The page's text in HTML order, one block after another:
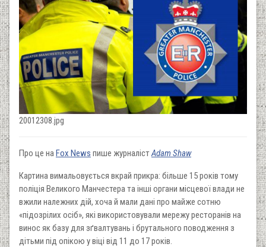
20012308.jpg
Про це наFox News пише журналістAdam Shaw
Картина вимальовується вкрай прикра: більше 15 років тому
поліція Великого Манчестера та інші органи місцевої влади не
вжили належних дій, хоча й мали дані про майже сотню
«підозрілих осіб», які використовували мережу ресторанів на
винос як базу для зґвалтувань і брутального поводження з
дітьми під опікою у віці від 11 до 17 років.